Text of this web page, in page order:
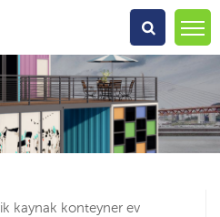
kaynak konteyner ev